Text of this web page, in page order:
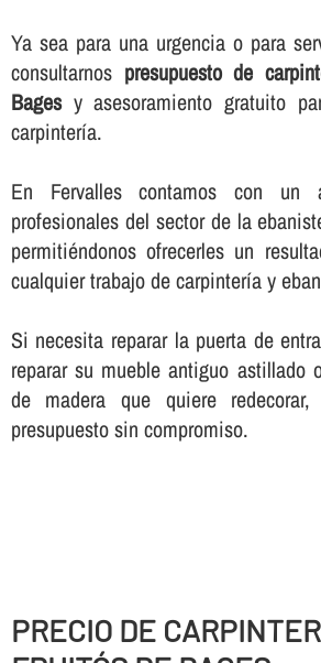
Ya sea para una urgencia o para
consultarnos presupuesto de
Bagesy asesoramiento gratuito
carpinterí­a.
En Fervalles contamos con un
profesionales del sector de la
permitiéndonos ofrecerles un
cualquier trabajo de carpinterí­a y
Si necesita reparar la puerta de
reparar su mueble antiguo astillado
de madera que quiere redecorar,
presupuesto sin compromiso.
PRECIO DE